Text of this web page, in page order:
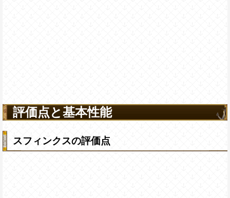
評価点と基本性能
スフィンクスの評価点